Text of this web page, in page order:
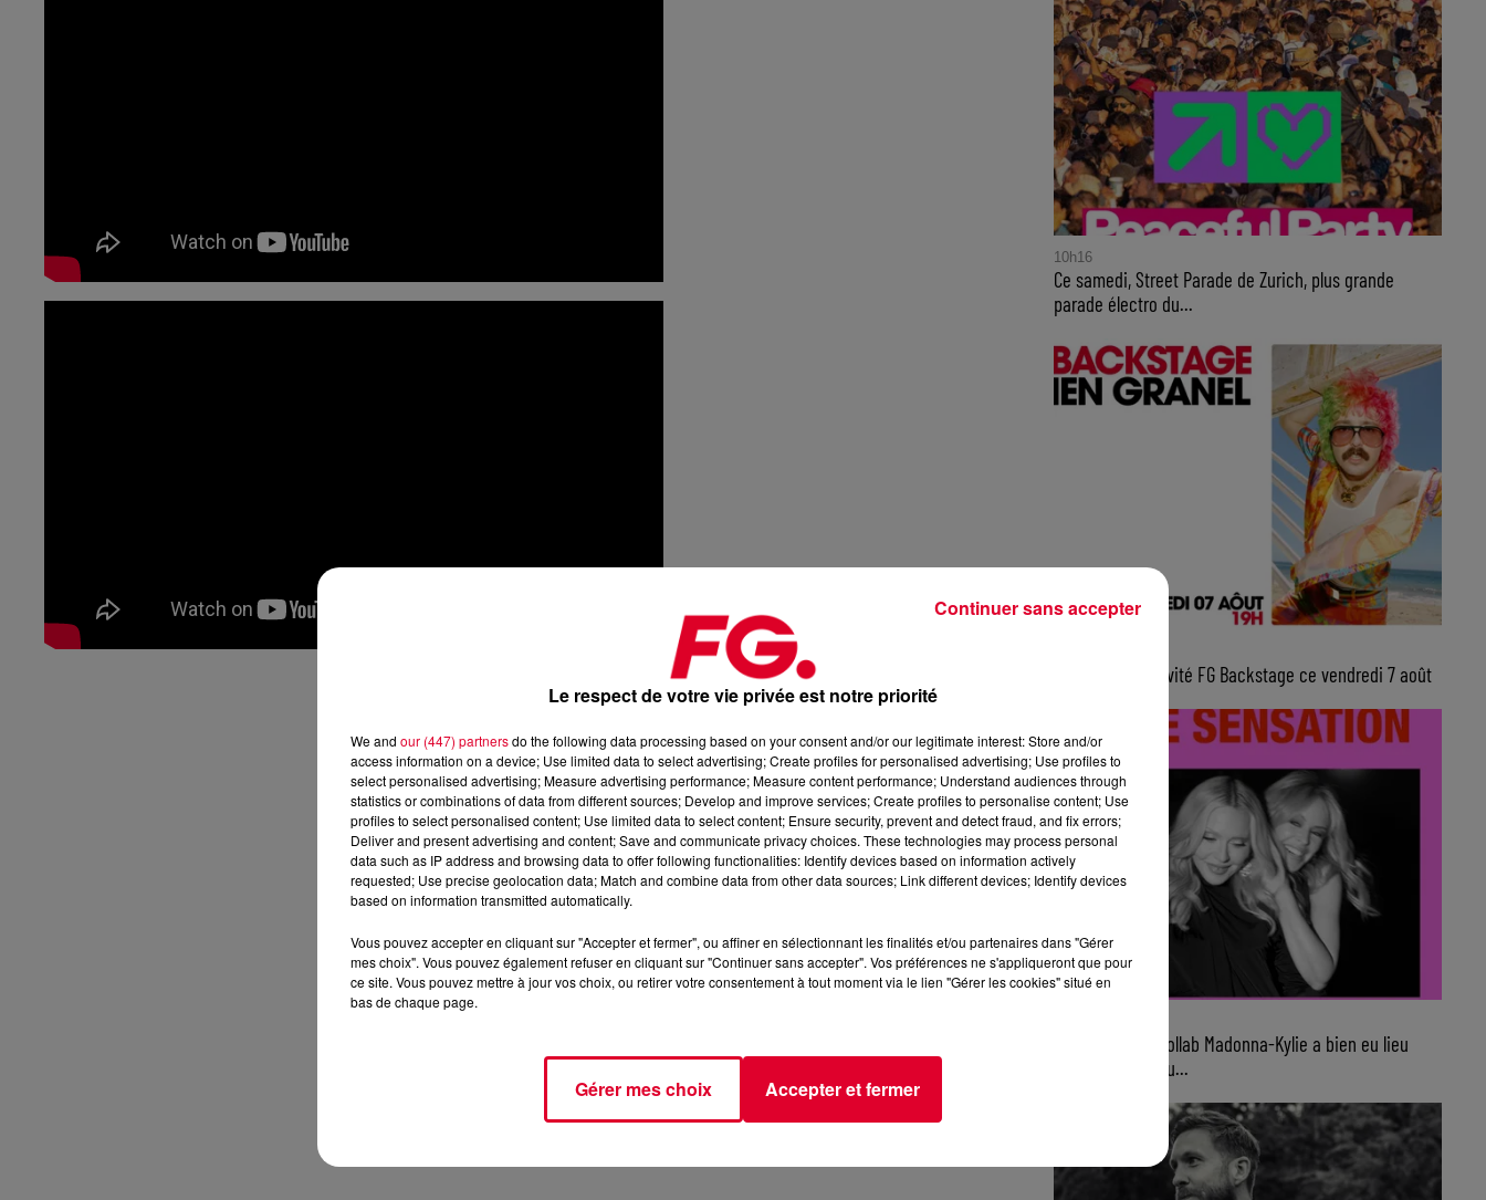
10h16
Ce samedi, Street Parade de Zurich, plus grande
parade électro du...
Julien Granel, invité FG Backstage ce vendredi 7 août
Finalement, la collab Madonna-Kylie a bien eu lieu
avec ce nouveau...
Le respect de votre vie privée est notre priorité
We and our (447) partnersdo the following data processing based on your consent and/or our legitimate interest: Store and/or
access information on a device; Use limited data to select advertising; Create profiles for personalised advertising; Use profiles to
select personalised advertising; Measure advertising performance; Measure content performance; Understand audiences through
statistics or combinations of data from different sources; Develop and improve services; Create profiles to personalise content; Use
profiles to select personalised content; Use limited data to select content; Ensure security, prevent and detect fraud, and fix errors;
Deliver and present advertising and content; Save and communicate privacy choices. These technologies may process personal
data such as IP address and browsing data to offer following functionalities: Identify devices based on information actively
requested; Use precise geolocation data; Match and combine data from other data sources; Link different devices; Identify devices
based on information transmitted automatically.
Vous pouvez accepter en cliquant sur "Accepter et fermer", ou affiner en sélectionnant les finalités et/ou partenaires dans "Gérer
mes choix". Vous pouvez également refuser en cliquant sur "Continuer sans accepter". Vos préférences ne s'appliqueront que pour
ce site. Vous pouvez mettre à jour vos choix, ou retirer votre consentement à tout moment via le lien "Gérer les cookies" situé en
bas de chaque page.
Gérer mes choix Accepter et fermer
Continuer sans accepter